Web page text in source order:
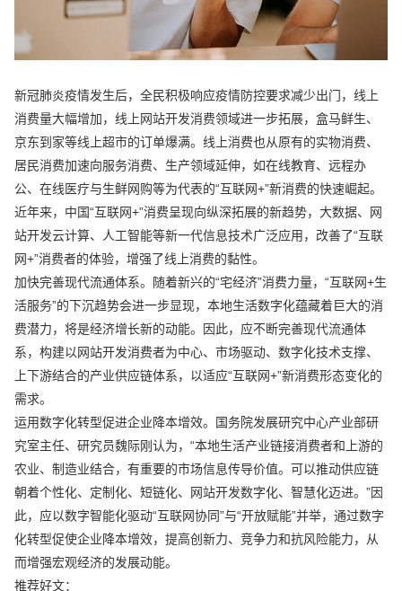
新冠肺炎疫情发生后，全民积极响应疫情防控要求减少出门，线上
消费量大幅增加，线上网站开发消费领域进一步拓展，盒马鲜生、
京东到家等线上超市的订单爆满。线上消费也从原有的实物消费、
居民消费加速向服务消费、生产领域延伸，如在线教育、远程办
公、在线医疗与生鲜网购等为代表的“互联网+”新消费的快速崛起。
近年来，中国“互联网+”消费呈现向纵深拓展的新趋势，大数据、网
站开发云计算、人工智能等新一代信息技术广泛应用，改善了“互联
网+”消费者的体验，增强了线上消费的黏性。
加快完善现代流通体系。随着新兴的“宅经济”消费力量，“互联网+生
活服务”的下沉趋势会进一步显现，本地生活数字化蕴藏着巨大的消
费潜力，将是经济增长新的动能。因此，应不断完善现代流通体
系，构建以网站开发消费者为中心、市场驱动、数字化技术支撑、
上下游结合的产业供应链体系，以适应“互联网+”新消费形态变化的
需求。
运用数字化转型促进企业降本增效。国务院发展研究中心产业部研
究室主任、研究员魏际刚认为，“本地生活产业链接消费者和上游的
农业、制造业结合，有重要的市场信息传导价值。可以推动供应链
朝着个性化、定制化、短链化、网站开发数字化、智慧化迈进。”因
此，应以数字智能化驱动“互联网协同”与“开放赋能”并举，通过数字
化转型促使企业降本增效，提高创新力、竞争力和抗风险能力，从
而增强宏观经济的发展动能。
推荐好文：